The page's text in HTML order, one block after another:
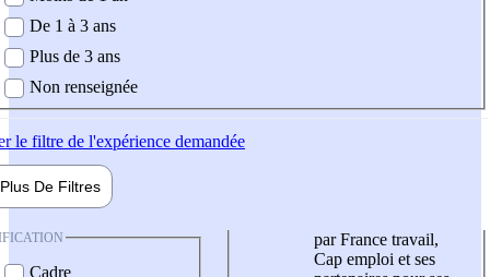
De 1 à 3 ans
Plus de 3 ans
Non renseignée
le filtre de l'expérience demandée
Plus De Filtres
Cadre
par France travail,
Cap emploi et ses